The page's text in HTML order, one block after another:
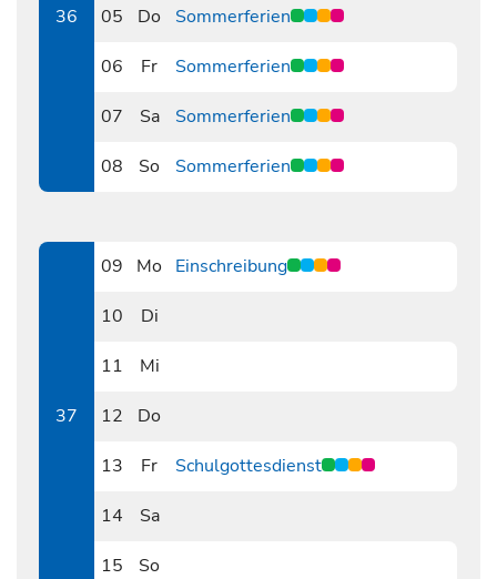
36
05
Do Sommerferien
06
Fr Sommerferien
07
Sa Sommerferien
08
So Sommerferien
37
09
Mo Einschreibung
10
Di
11
Mi
12
Do
13
Fr Schulgottesdienst
14
Sa
15
So